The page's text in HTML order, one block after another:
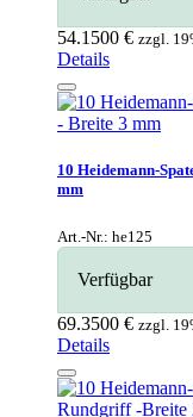
54.1500 € zzgl.
Details
10 Heidemann-
mm
Art.-Nr.: he125
Verfügbar
69.3500 € zzgl.
Details